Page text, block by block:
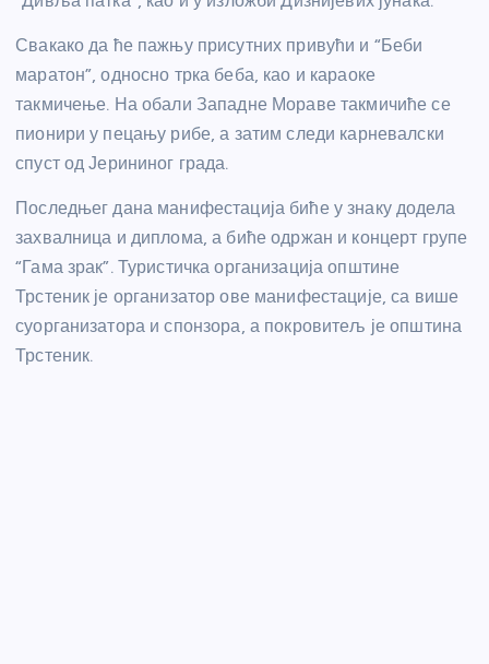
Свакако да ће пажњу присутних привући и “Беби
маратон”, односно трка беба, као и караоке
такмичење. На обали Западне Мораве такмичиће се
пионири у пецању рибе, а затим следи карневалски
спуст од Јерининог града.
Последњег дана манифестација биће у знаку додела
захвалница и диплома, а биће одржан и концерт групе
“Гама зрак”. Туристичка организација општине
Трстеник је организатор ове манифестације, са више
суорганизатора и спонзора, а покровитељ је општина
Трстеник.